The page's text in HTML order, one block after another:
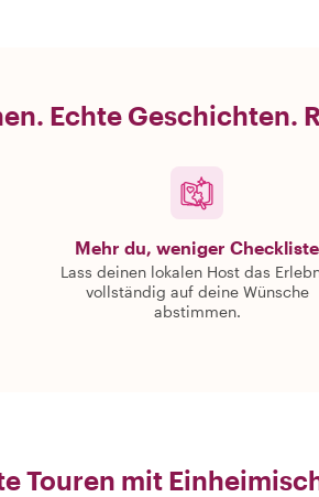
Echte Geschichten.
Mehr du, weniger Checkliste
Lass deinen lokalen Host das
vollständig auf deine Wünsche
abstimmen.
Touren mit